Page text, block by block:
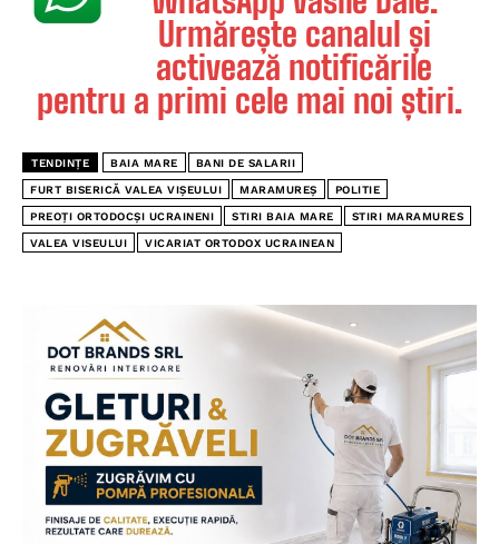
Urmărește canalul și
activează notificările
pentru a primi cele mai noi știri.
TENDINȚE BAIA MARE BANI DE SALARII
FURT BISERICĂ VALEA VIȘEULUI MARAMUREȘ POLITIE
PREOȚI ORTODOCȘI UCRAINENI STIRI BAIA MARE STIRI MARAMURES
VALEA VISEULUI VICARIAT ORTODOX UCRAINEAN